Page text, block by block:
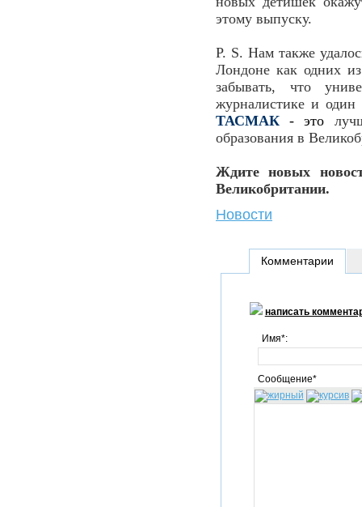
этому выпуску.
P. S. Нам также
Лондоне как одних
забывать, что
журналистике и один
ТАСМАК- это
образования в
Ждите новых
Великобритании.
Новости
Комментарии
написать
Имя*:
Сообщение*